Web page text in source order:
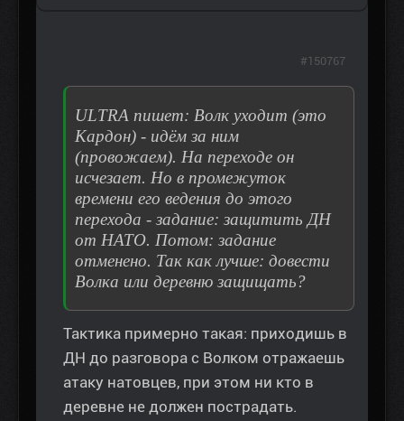
ULTRA пишет: Волк уходит (это
Кардон) - идём за ним
(провожаем). На переходе он
исчезает. Но в промежуток
времени его ведения до этого
перехода - задание: защитить ДН
от НАТО. Потом: задание
отменено. Так как лучше: довести
Волка или деревню защищать?
Тактика примерно такая: приходишь в
ДН до разговора с Волком отражаешь
атаку натовцев, при этом ни кто в
деревне не должен пострадать.
#150767